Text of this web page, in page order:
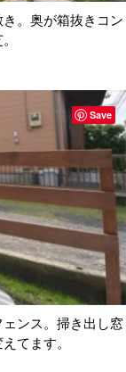
。奥が箱抜きコン
ンス。掃き出し窓
てます。
Save